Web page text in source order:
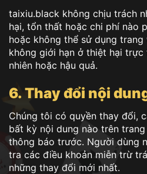
taixiu.black không chịu trách
hại, tổn thất hoặc chi phí nào
hoặc không thể sử dụng
không giới hạn ở thiệt hại trực
nhiên hoặc hậu quả.
6. Thay đổi nội
Chúng tôi có quyền thay đổi,
bất kỳ nội dung nào trên
thông báo trước. Người dùng
tra các điều khoản miễn trừ
những thay đổi mới nhất.